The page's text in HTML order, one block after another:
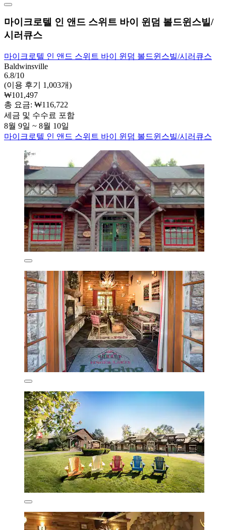
마이크로텔 인 앤드 스위트 바이 윈덤 볼드윈스빌/
시러큐스
마이크로텔 인 앤드 스위트 바이 윈덤 볼드윈스빌/시러큐스
Baldwinsville
6.8/10
(이용 후기 1,003개)
₩101,497
총 요금: ₩116,722
세금 및 수수료 포함
8월 9일 ~ 8월 10일
마이크로텔 인 앤드 스위트 바이 윈덤 볼드윈스빌/시러큐스